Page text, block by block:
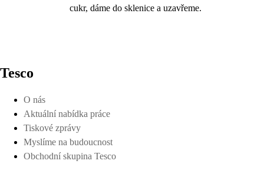
cukr, dáme do sklenice a uzavřeme.
Tesco
O nás
Aktuální nabídka práce
Tiskové zprávy
Myslíme na budoucnost
Obchodní skupina Tesco